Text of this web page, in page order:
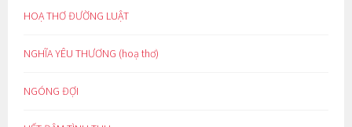
HOẠ THƠ ĐƯỜNG LUẬT
NGHĨA YÊU THƯƠNG (hoạ thơ)
NGÓNG ĐỢI